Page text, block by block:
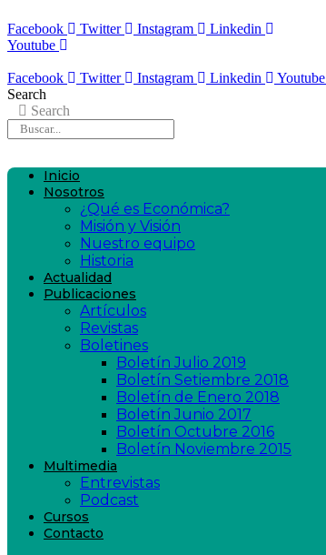
Facebook Twitter Instagram
Linkedin
Youtube
Facebook Twitter Instagram Linkedin
Youtube
Search
Search
Inicio
Nosotros
¿Qué es Económica?
Misión y Visión
Nuestro equipo
Historia
Actualidad
Publicaciones
Artículos
Revistas
Boletines
Boletín Julio 2019
Boletín Setiembre 2018
Boletín de Enero 2018
Boletín Junio 2017
Boletín Octubre 2016
Boletín Noviembre 2015
Multimedia
Entrevistas
Podcast
Cursos
Contacto